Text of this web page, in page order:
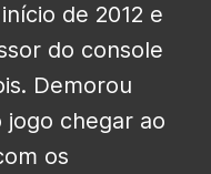
de 2012 e
do console
Demorou
jogo chegar ao
os